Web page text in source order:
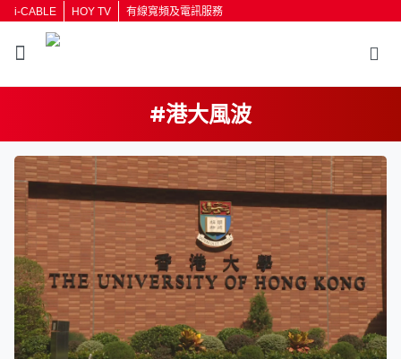
i-CABLE HOY TV 有線寬頻及電訊服務
#港大風波
按輸入鍵開始搜尋